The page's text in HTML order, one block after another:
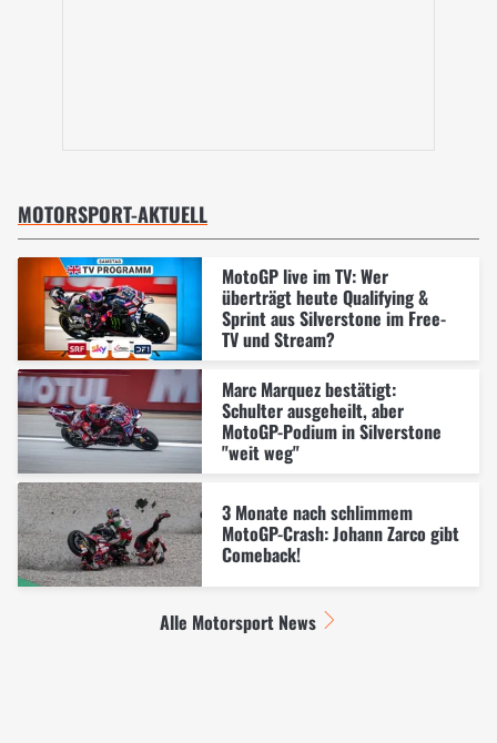
MOTORSPORT-AKTUELL
MotoGP live im TV: Wer
überträgt heute Qualifying &
Sprint aus Silverstone im Free-
TV und Stream?
Marc Marquez bestätigt:
Schulter ausgeheilt, aber
MotoGP-Podium in Silverstone
"weit weg"
3 Monate nach schlimmem
MotoGP-Crash: Johann Zarco gibt
Comeback!
Alle Motorsport News